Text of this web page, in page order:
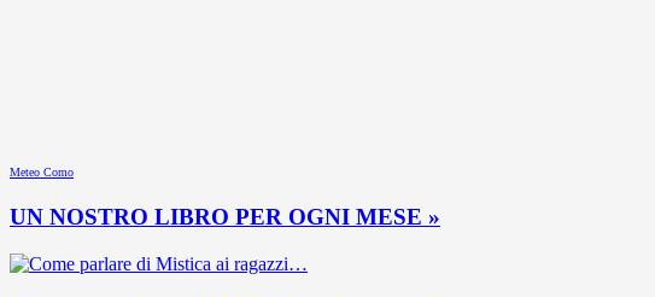
Meteo Como
UN NOSTRO LIBRO PER OGNI MESE »